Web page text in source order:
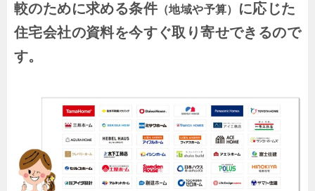
較のために求める条件 （地域や予算）
に応じた
住宅会社の資料を今すぐ取り寄せできるので
す。